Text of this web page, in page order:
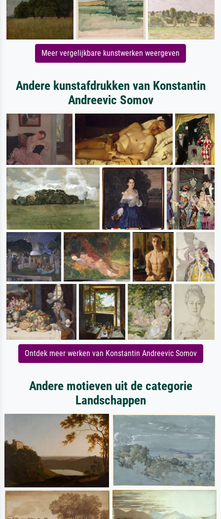
Meer vergelijkbare kunstwerken weergeven
Andere kunstafdrukken van Konstantin
Andreevic Somov
Ontdek meer werken van Konstantin Andreevic Somov
Andere motieven uit de categorie
Landschappen